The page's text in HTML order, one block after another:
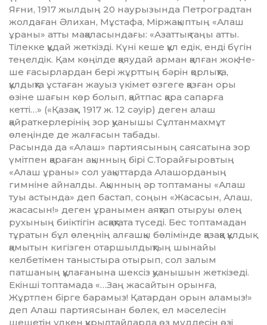
Яғни, 1917 жылдың 20 наурызында Петроградтан
жолдаған Әлихан, Мұстафа, Міржақыптың «Алаш
ұраны» атты мақала­сын­дағы: «Азаттық таңы атты.
Тілекке құдай жеткізді. Күні кеше құл едік, енді бүгін
теңел­дік. Қам көңілде қаяудай арман қалған жоқ. Не­
ше ғасырлардан бері жұрттың бәрін қор­лықта,
құлдықта ұстаған жауыз үкімет өзгеге қазған оры
өзіне шағын көр болып, қайтпас қара сапарға
кетті…» («Қазақ», 1917 ж. 12 сәуір) деген алаш
қайраткерлерінің зор қуанышы Сұлтанмахмұт
өлеңінде де жалғасын табады.
Расында да «Алаш» партиясының саясатына зор
үмітпен қараған ақынның бірі С.То­райғыровтың
«Алаш ұраны» сол уақыттарда Алашорданың
гимніне айналды. Ақынның әр топтаманы «Алаш
туы астында» деп бастап, соңын «Жасасын, Алаш,
жасасын!» деген ұранымен аяқтап отыруы өлең
рухының биіктігін асқақтата түседі. Бес топтамадан
тұ­ратын бұл өлеңнің алғашқы бөлімінде қа­зақ­қа құлдық
қамытын кигізген отаршылдық­тың шынайы
келбетімен таныстыра отырып, сол залым
патшаның құлағанына шексіз қуа­нышын жеткізеді.
Екінші топтамада «…Заң жасайтын орынға,
Жұртпен бірге барамыз! Қа­тардан орын аламыз!»
деп Алаш партиясынан бөлек, ел мәселесін
шешетін үлкен құрыл­тайларда өз мүддесін өзі